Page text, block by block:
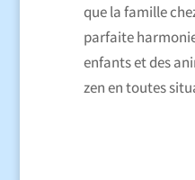
que la famille
parfaite
enfants et des
zen en toutes